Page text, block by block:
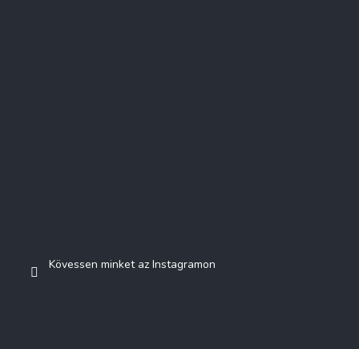
Kövessen minket az Instagramon